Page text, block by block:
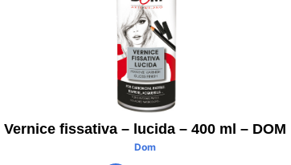
Vernice fissativa – lucida – 400 ml – DOM
Dom